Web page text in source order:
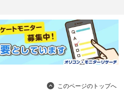
このページのトップへ